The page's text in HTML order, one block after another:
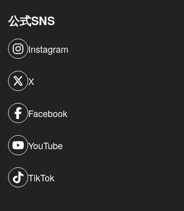
公式SNS
Instagram
X
Facebook
YouTube
TikTok